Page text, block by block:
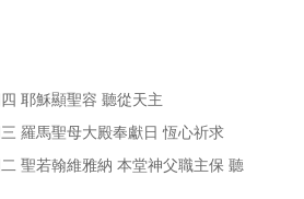
耶穌顯聖容 聽從天主
羅馬聖母大殿奉獻日 恆心祈求
聖若翰維雅納 本堂神父職主保 聽